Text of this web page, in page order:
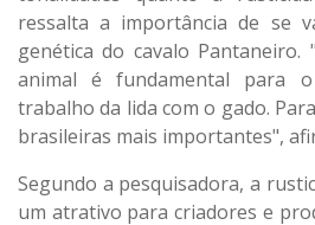
ressalta a importância de se
genética do cavalo Pantaneiro.
animal é fundamental para
trabalho da lida com o gado.
brasileiras mais importantes",
Segundo a pesquisadora, a
um atrativo para criadores e